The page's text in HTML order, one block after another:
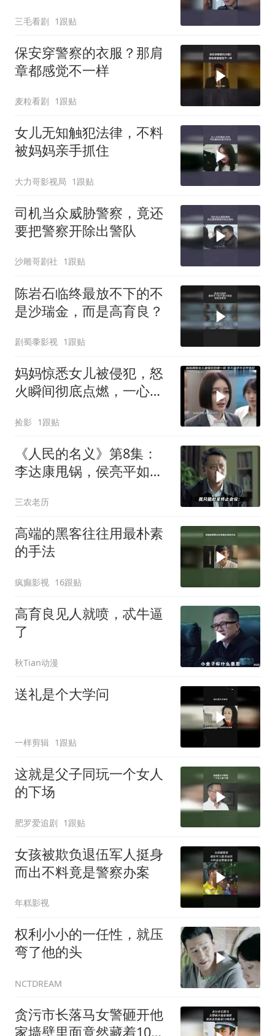
三毛看剧 1跟贴
保安穿警察的衣服？那肩
章都感觉不一样
麦粒看剧 1跟贴
女儿无知触犯法律，不料
被妈妈亲手抓住
大力哥影视局 1跟贴
司机当众威胁警察，竟还
要把警察开除出警队
沙雕哥剧社 1跟贴
陈岩石临终最放不下的不
是沙瑞金，而是高育良？
剧蜀黍影视 1跟贴
妈妈惊悉女儿被侵犯，怒
火瞬间彻底点燃，一心要
捡影 1跟贴
《人民的名义》第8集：
李达康甩锅，侯亮平如何
三农老历
高端的黑客往往用最朴素
的手法
疯癫影视 16跟贴
高育良见人就喷，忒牛逼
了
秋Tian动漫
送礼是个大学问
一样剪辑 1跟贴
这就是父子同玩一个女人
的下场
肥罗爱追剧 1跟贴
女孩被欺负退伍军人挺身
而出不料竟是警察办案
年糕影视
权利小小的一任性，就压
弯了他的头
NCTDREAM
贪污市长落马女警砸开他
家墙壁里面竟然藏着10吨